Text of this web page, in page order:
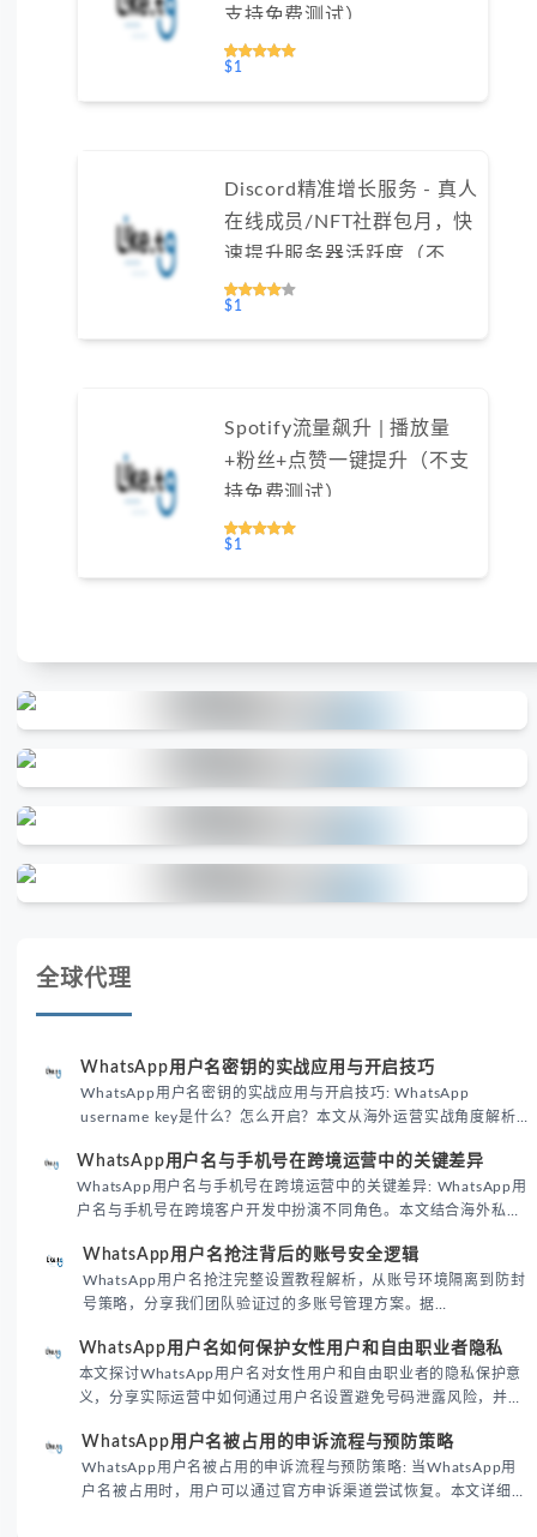
支持免费测试）
$1
Discord精准增长服务 - 真人
在线成员/NFT社群包月，快
速提升服务器活跃度（不支
持免费测试）
$1
Spotify流量飙升 | 播放量
+粉丝+点赞一键提升（不支
持免费测试）
$1
全球代理
WhatsApp用户名密钥的实战应用与开启技巧
WhatsApp用户名密钥的实战应用与开启技巧: WhatsApp
username key是什么？怎么开启？本文从海外运营实战角度解析
境团队高效触达目标客户。
WhatsApp用户名与手机号在跨境运营中的关键差异
WhatsApp用户名与手机号在跨境运营中的关键差异: WhatsApp用
户名与手机号在跨境客户开发中扮演不同角色。本文结合海外私域
际差异，帮助团队优化WhatsApp营销策略。
WhatsApp用户名抢注背后的账号安全逻辑
WhatsApp用户名抢注完整设置教程解析，从账号环境隔离到防封
号策略，分享我们团队验证过的多账号管理方案。据
性直接影响转化率。
WhatsApp用户名如何保护女性用户和自由职业者隐私
本文探讨WhatsApp用户名对女性用户和自由职业者的隐私保护意
义，分享实际运营中如何通过用户名设置避免号码泄露风险，并提
已成为全球数字沟通的首要考量。
WhatsApp用户名被占用的申诉流程与预防策略
WhatsApp用户名被占用的申诉流程与预防策略: 当WhatsApp用
户名被占用时，用户可以通过官方申诉渠道尝试恢复。本文详细解